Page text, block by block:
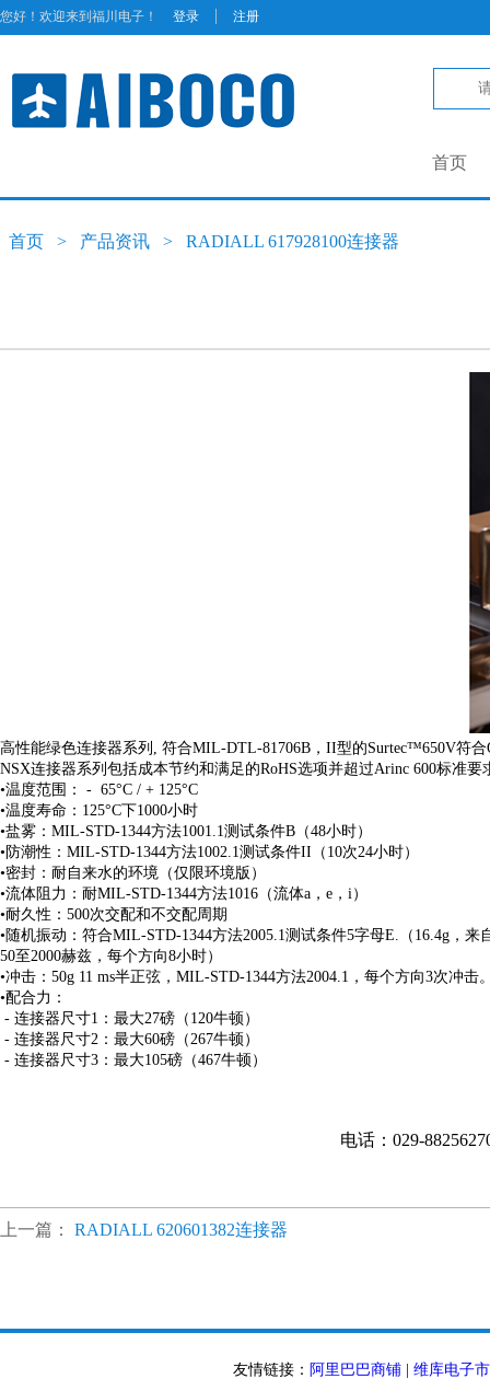
您好！欢迎来到福川电子！ 登录 | 注册
首页
首页 > 产品资讯 > RADIALL 617928100连接器
高性能绿色连接器系列, 符合MIL-DTL-81706B，II型的Surtec™650V符合
NSX连接器系列包括成本节约和满足的RoHS选项并超过Arinc 600标准要
•温度范围： - 65°C / + 125°C
•温度寿命：125°C下1000小时
•盐雾：MIL-STD-1344方法1001.1测试条件B（48小时）
•防潮性：MIL-STD-1344方法1002.1测试条件II（10次24小时）
•密封：耐自来水的环境（仅限环境版）
•流体阻力：耐MIL-STD-1344方法1016（流体a，e，i）
•耐久性：500次交配和不交配周期
•随机振动：符合MIL-STD-1344方法2005.1测试条件5字母E.（16.4g，来
50至2000赫兹，每个方向8小时）
•冲击：50g 11 ms半正弦，MIL-STD-1344方法2004.1，每个方向3次冲击
•配合力：
- 连接器尺寸1：最大27磅（120牛顿）
- 连接器尺寸2：最大60磅（267牛顿）
- 连接器尺寸3：最大105磅（467牛顿）
电话：029-
上一篇： RADIALL 620601382连接器
友情链接： 阿里巴巴商铺 维库电子